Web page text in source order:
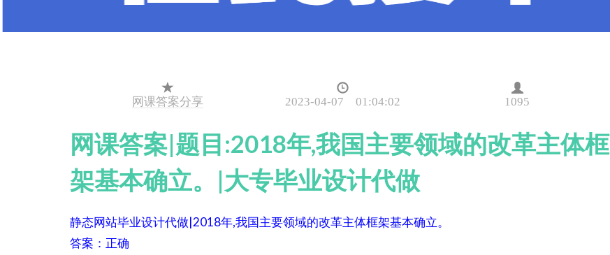
网课答案分享 2023-04-07 01:04:02 1095
网课答案|题目:2018年,我国主要领域的改革主体框
架基本确立。|大专毕业设计代做
静态网站毕业设计代做|2018年,我国主要领域的改革主体框架基本确立。
答案：正确